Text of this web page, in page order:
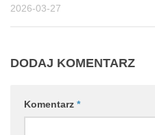
2026-03-27
DODAJ KOMENTARZ
Komentarz *